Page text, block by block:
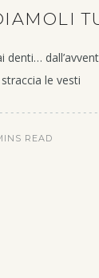
le vesti
READ